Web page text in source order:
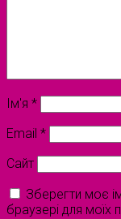
Ім'я *
Email *
Сайт
Зберегти моє
браузері для моїх